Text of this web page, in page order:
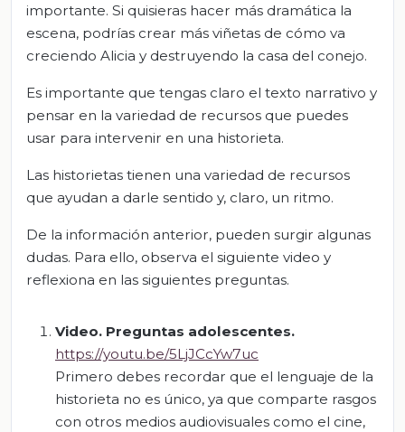
importante. Si quisieras hacer más dramática la
escena, podrías crear más viñetas de cómo va
creciendo Alicia y destruyendo la casa del conejo.
Es importante que tengas claro el texto narrativo y
pensar en la variedad de recursos que puedes
usar para intervenir en una historieta.
Las historietas tienen una variedad de recursos
que ayudan a darle sentido y, claro, un ritmo.
De la información anterior, pueden surgir algunas
dudas. Para ello, observa el siguiente video y
reflexiona en las siguientes preguntas.
Video. Preguntas adolescentes.
https://youtu.be/5LjJCcYw7uc
Primero debes recordar que el lenguaje de la
historieta no es único, ya que comparte rasgos
con otros medios audiovisuales como el cine,